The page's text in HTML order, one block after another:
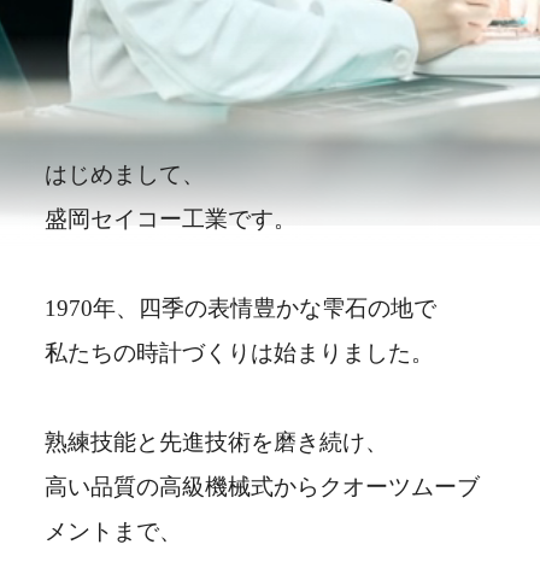
はじめまして、
盛岡セイコー工業です。
1970年、四季の表情豊かな雫石の地で
私たちの時計づくりは始まりました。
熟練技能と先進技術を磨き続け、
高い品質の高級機械式からクオーツムーブ
メントまで、